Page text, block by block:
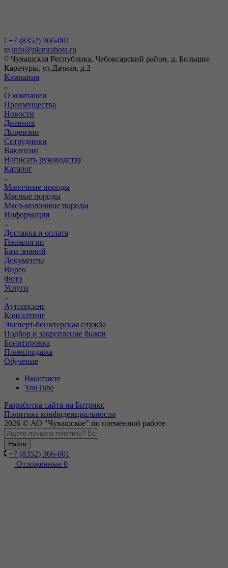
+7 (8352) 366-001
info@plemrabota.ru
Чувашская Республика, Чебоксарский район, д. Большие
Карачуры, ул.Дачная, д.2
Компания
О компании
Преимущества
Новости
Дневник
Лицензии
Сотрудники
Вакансии
Написать руководству
Каталог
Молочные породы
Мясные породы
Мясо-молочные породы
Информация
Доставка и оплата
Генеалогии
База знаний
Документы
Видео
Фото
Услуги
Аутсорсинг
Консалтинг
Эксперт-бонитерская служба
Подбор и закрепление быков
Бонитировка
Племпродажа
Обучение
Вконтакте
YouTube
Разработка сайта на Битрикс
Политика конфиденциальности
2026 © АО "Чувашское" по племенной работе
Найти
+7 (8352) 366-001
Отложенные 0